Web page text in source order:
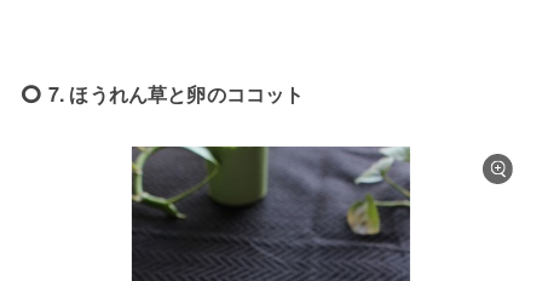
7. ほうれん草と卵のココット